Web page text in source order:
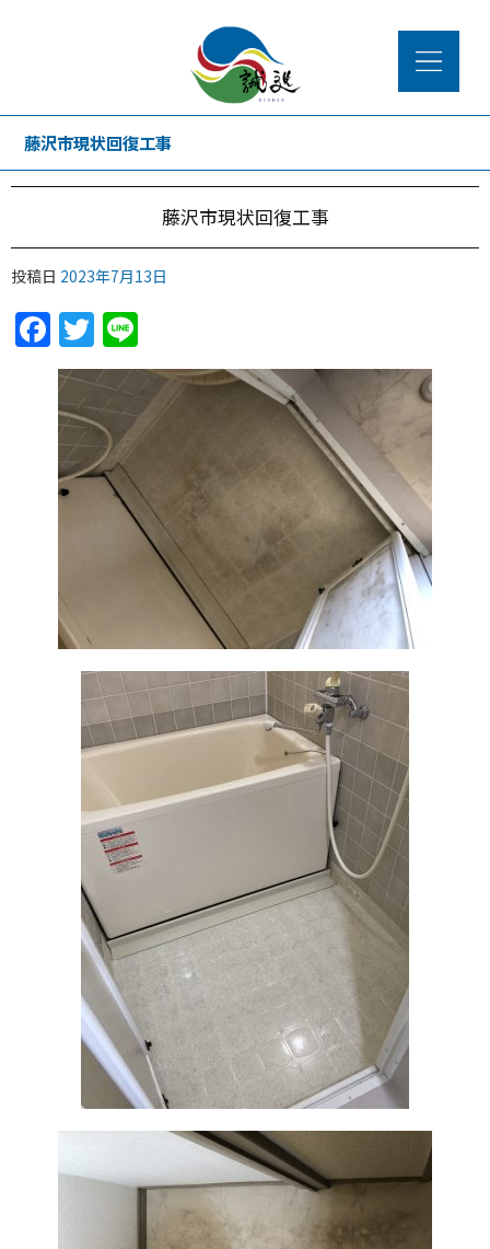
藤沢市現状回復工事
藤沢市現状回復工事
投稿日 2023年7月13日
Facebook
Twitter